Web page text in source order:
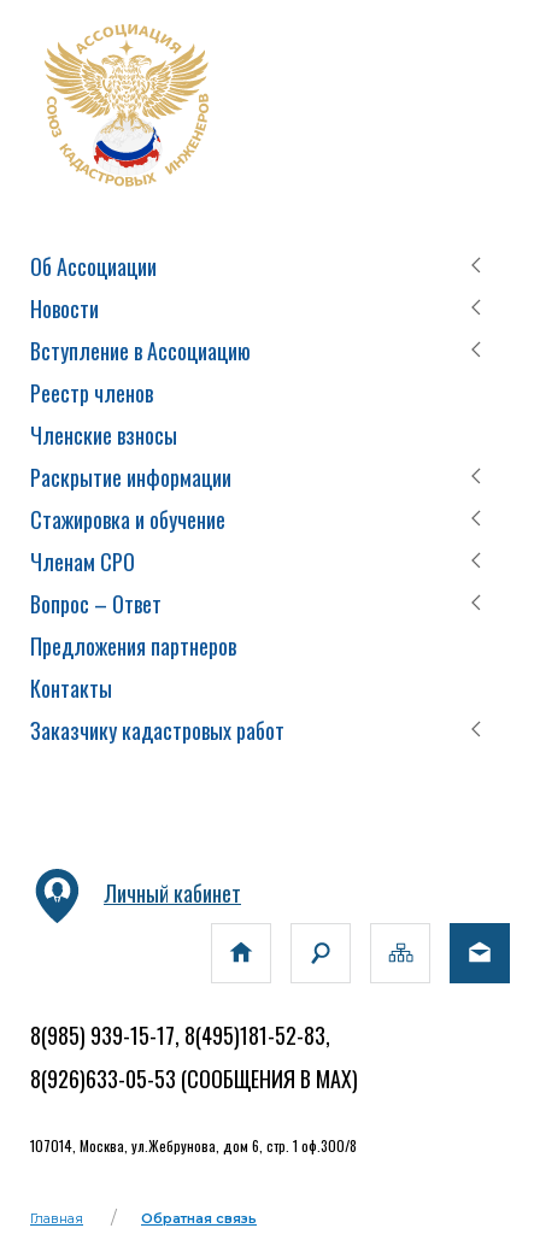
Об Ассоциации
Новости
Вступление в Ассоциацию
Реестр членов
Членские взносы
Раскрытие информации
Стажировка и обучение
Членам СРО
Вопрос – Ответ
Предложения партнеров
Контакты
Заказчику кадастровых работ
Личный кабинет
8(985) 939-15-17, 8(495)181-52-83,
8(926)633-05-53 (СООБЩЕНИЯ В MAX)
107014, Москва, ул.Жебрунова, дом 6, стр. 1 оф.300/8
Главная Обратная связь